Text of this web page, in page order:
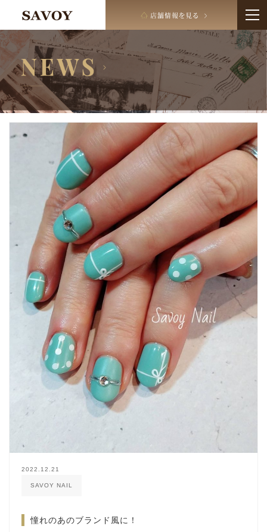
2022.12.21
SAVOY NAIL
憧れのあのブランド風に！